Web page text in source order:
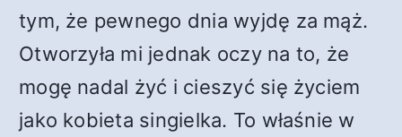
tym, że pewnego dnia wyjdę za mąż.
Otworzyła mi jednak oczy na to, że
mogę nadal żyć i cieszyć się życiem
jako kobieta singielka. To właśnie w